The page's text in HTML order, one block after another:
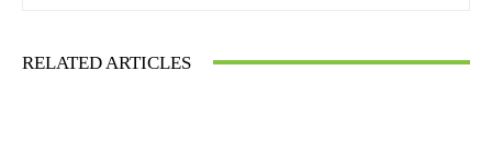
RELATED ARTICLES